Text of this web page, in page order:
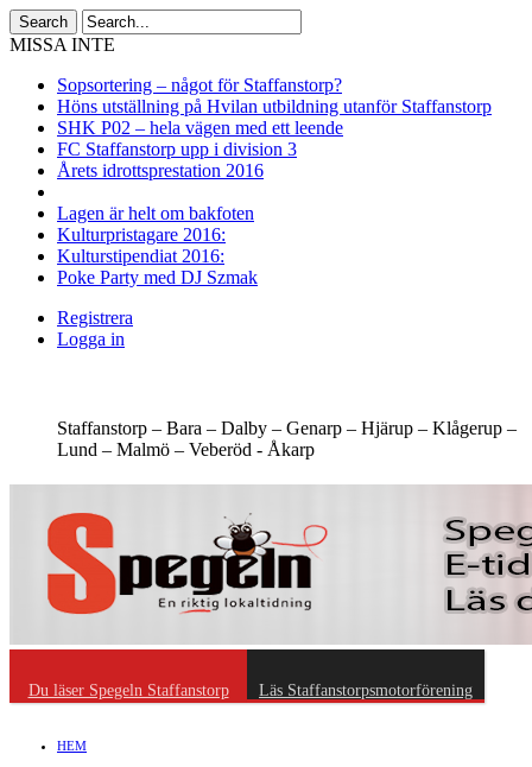
MISSA INTE
Sopsortering – något för Staffanstorp?
Höns utställning på Hvilan utbildning utanför Staffanstorp
SHK P02 – hela vägen med ett leende
FC Staffanstorp upp i division 3
Årets idrottsprestation 2016
Lagen är helt om bakfoten
Kulturpristagare 2016:
Kulturstipendiat 2016:
Poke Party med DJ Szmak
Registrera
Logga in
Staffanstorp – Bara – Dalby – Genarp – Hjärup – Klågerup –
Lund – Malmö – Veberöd - Åkarp
Du läser Spegeln Staffanstorp Läs Staffanstorpsmotorförening
HEM